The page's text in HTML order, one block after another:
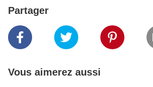
Partager
Vous aimerez aussi